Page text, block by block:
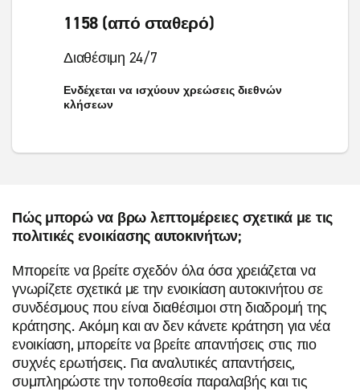
1158 (από σταθερό)
Διαθέσιμη 24/7
Ενδέχεται να ισχύουν χρεώσεις διεθνών
κλήσεων
Πώς μπορώ να βρω λεπτομέρειες σχετικά με τις
πολιτικές ενοικίασης αυτοκινήτων;
Μπορείτε να βρείτε σχεδόν όλα όσα χρειάζεται να
γνωρίζετε σχετικά με την ενοικίαση αυτοκινήτου σε
συνδέσμους που είναι διαθέσιμοι στη διαδρομή της
κράτησης. Ακόμη και αν δεν κάνετε κράτηση για νέα
ενοικίαση, μπορείτε να βρείτε απαντήσεις στις πιο
συχνές ερωτήσεις. Για αναλυτικές απαντήσεις,
συμπληρώστε την τοποθεσία παραλαβής και τις